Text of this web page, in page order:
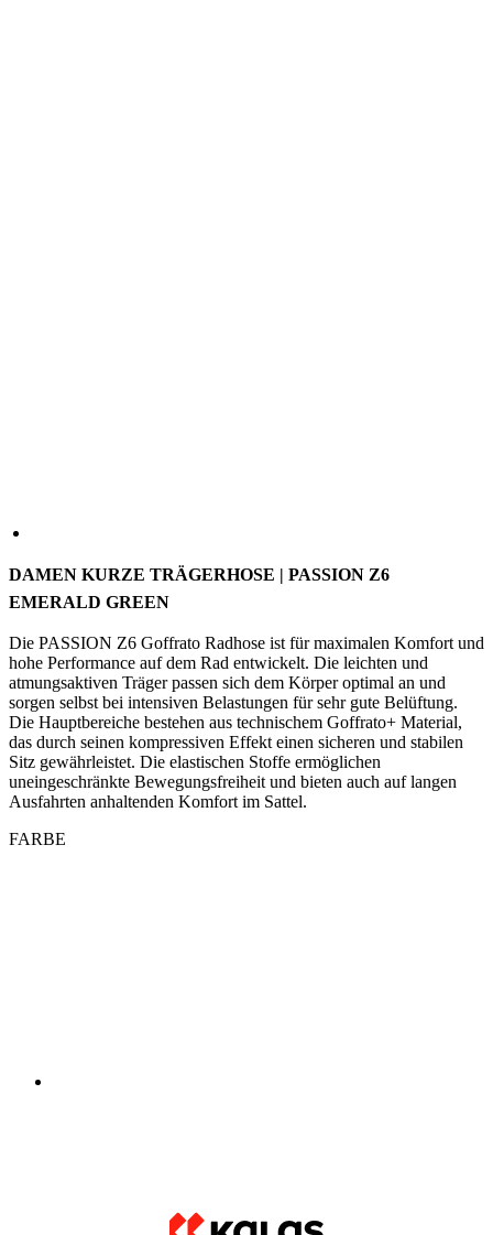
hohe Performance auf dem Rad entwickelt. Die leichten und
atmungsaktiven Träger passen sich dem Körper optimal an und
sorgen selbst bei intensiven Belastungen für sehr gute Belüftung.
das durch seinen kompressiven Effekt einen sicheren und stabilen
Sitz gewährleistet. Die elastischen Stoffe ermöglichen
uneingeschränkte Bewegungsfreiheit und bieten auch auf langen
Ausfahrten anhaltenden Komfort im Sattel.
FARBE